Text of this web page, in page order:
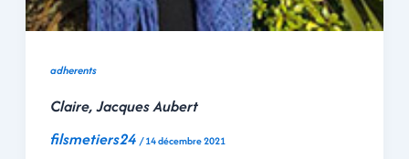
adherents
Claire, Jacques Aubert
filsmetiers24 /14 décembre 2021